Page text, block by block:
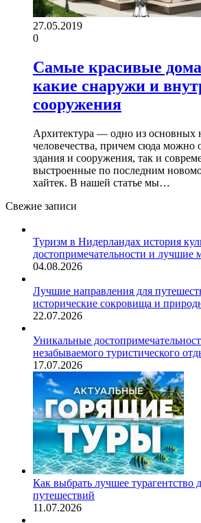
27.05.2019
0
Самые красивые
какие снаружи и
сооружения
Архитектура — одно из основных
человечества, причем сюда можно
здания и сооружения, так и
выстроенные по последним
хайтек. В нашей статье мы…
Свежие записи
Туризм в Нидерландах история
достопримечательности и лучшие
04.08.2026
Лучшие направления для
исторические сокровища и
22.07.2026
Уникальные
незабываемого туристического
17.07.2026
Как выбрать лучшее турагентство
путешествий
11.07.2026